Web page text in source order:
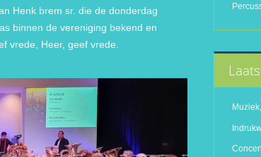
Henk brem sr. die de donderdag
binnen de vereniging bekend en
vrede, Heer, geef vrede.